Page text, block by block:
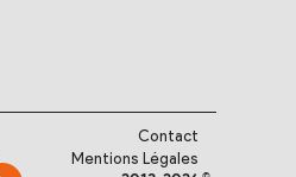
Contact
Mentions Légales